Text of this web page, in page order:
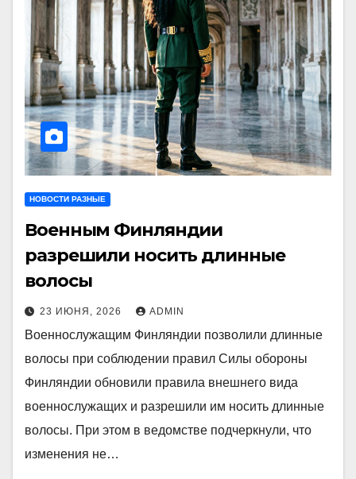
НОВОСТИ РАЗНЫЕ
Военным Финляндии
разрешили носить длинные
волосы
23 ИЮНЯ, 2026 ADMIN
Военнослужащим Финляндии позволили длинные
волосы при соблюдении правил Силы обороны
Финляндии обновили правила внешнего вида
военнослужащих и разрешили им носить длинные
волосы. При этом в ведомстве подчеркнули, что
изменения не…